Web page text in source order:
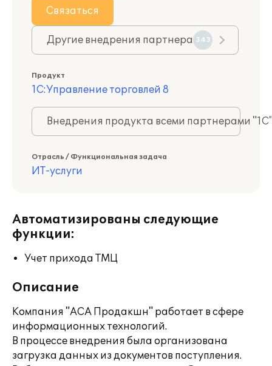
Связаться
Другие внедрения партнера 343
Продукт
1С:Управление торговлей 8
Внедрения продукта всеми партнерами
Отрасль / Функциональная задача
ИТ-услуги
Автоматизированы следующие
функции:
Учет прихода ТМЦ
Описание
Компания "АСА Продакшн" работает в сфере
информационных технологий.
В процессе внедрения была организована
загрузка данных из документов поступления.